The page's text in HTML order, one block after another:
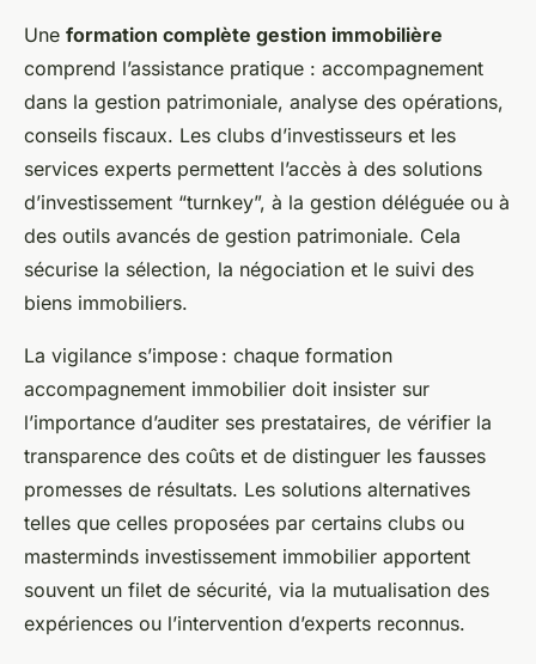
Une formation complète gestion immobilière
comprend l’assistance pratique : accompagnement
dans la gestion patrimoniale, analyse des opérations,
conseils fiscaux. Les clubs d’investisseurs et les
services experts permettent l’accès à des solutions
d’investissement “turnkey”, à la gestion déléguée ou à
des outils avancés de gestion patrimoniale. Cela
sécurise la sélection, la négociation et le suivi des
biens immobiliers.
La vigilance s’impose : chaque formation
accompagnement immobilier doit insister sur
l’importance d’auditer ses prestataires, de vérifier la
transparence des coûts et de distinguer les fausses
promesses de résultats. Les solutions alternatives
telles que celles proposées par certains clubs ou
masterminds investissement immobilier apportent
souvent un filet de sécurité, via la mutualisation des
expériences ou l’intervention d’experts reconnus.